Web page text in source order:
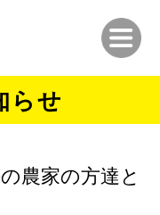
らせ
農家の方達と